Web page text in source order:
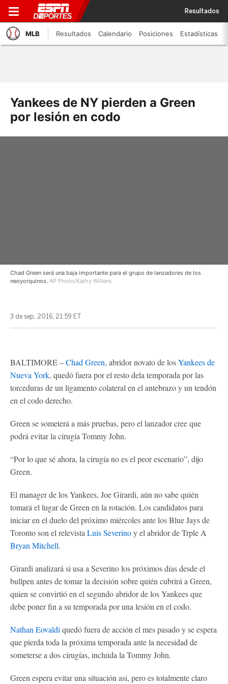
Resultados
MLB Resultados Calendario Posiciones Estadísticas
Yankees de NY pierden a Green
por lesión en codo
Chad Green será una baja importante para el grupo de lanzadores de los
neoyorquinos. AP Photo/Kathy Willens
3 de sep, 2016, 21:59 ET
BALTIMORE –Chad Green, abridor novato de losYankees de
Nueva York, quedó fuera por el resto dela temporada por las
torceduras de un ligamento colateral en el antebrazo y un tendón
en el codo derecho.
Green se someterá a más pruebas, pero el lanzador cree que
podrá evitar la cirugía Tommy John.
“Por lo que sé ahora, la cirugía no es el peor escenario”, dijo
Green.
El manager de los Yankees, Joe Girardi, aún no sabe quién
tomará el lugar de Green en la rotación. Los candidatos para
iniciar en el duelo del próximo miércoles ante los Blue Jays de
Toronto son el relevista Luis Severinoy el abridor de Trple A
Bryan Mitchell.
Girardi analizará si usa a Severino los próximos días desde el
bullpen antes de tomar la decisión sobre quién cubrirá a Green,
quien se convirtió en el segundo abridor de los Yankees que
debe poner fin a su temporada por una lesión en el codo.
Nathan Eovaldi quedó fuera de acción el mes pasado y se espera
que pierda toda la próxima temporada ante la necesidad de
someterse a dos cirugías, incluida la Tommy John.
Green espera evitar una situación asi, pero es totalmente claro